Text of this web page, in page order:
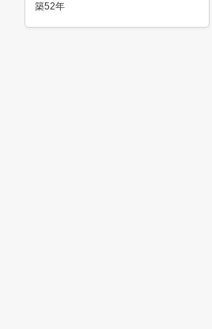
築52年